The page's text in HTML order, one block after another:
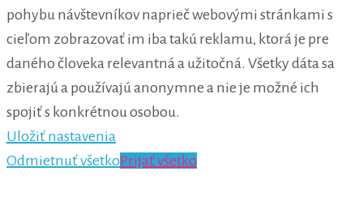
pohybu návštevníkov naprieč webovými stránkami s
cieľom zobrazovať im iba takú reklamu, ktorá je pre
daného človeka relevantná a užitočná. Všetky dáta sa
zbierajú a používajú anonymne a nie je možné ich
spojiť s konkrétnou osobou.
Uložiť nastavenia
Odmietnuť všetkoPrijať všetko